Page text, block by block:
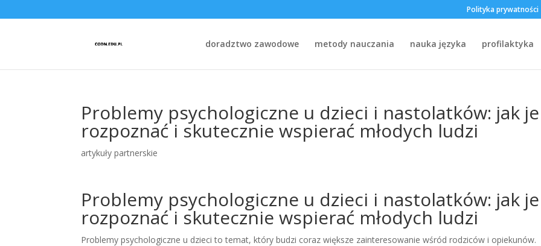
Polityka prywatności
doradztwo zawodowe metody nauczania nauka języka profilaktyka
Problemy psychologiczne u dzieci i nastolatków: jak je
rozpoznać i skutecznie wspierać młodych ludzi
artykuły partnerskie
Problemy psychologiczne u dzieci i nastolatków: jak je
rozpoznać i skutecznie wspierać młodych ludzi
Problemy psychologiczne u dzieci to temat, który budzi coraz większe zainteresowanie wśród rodziców i opiekunów.